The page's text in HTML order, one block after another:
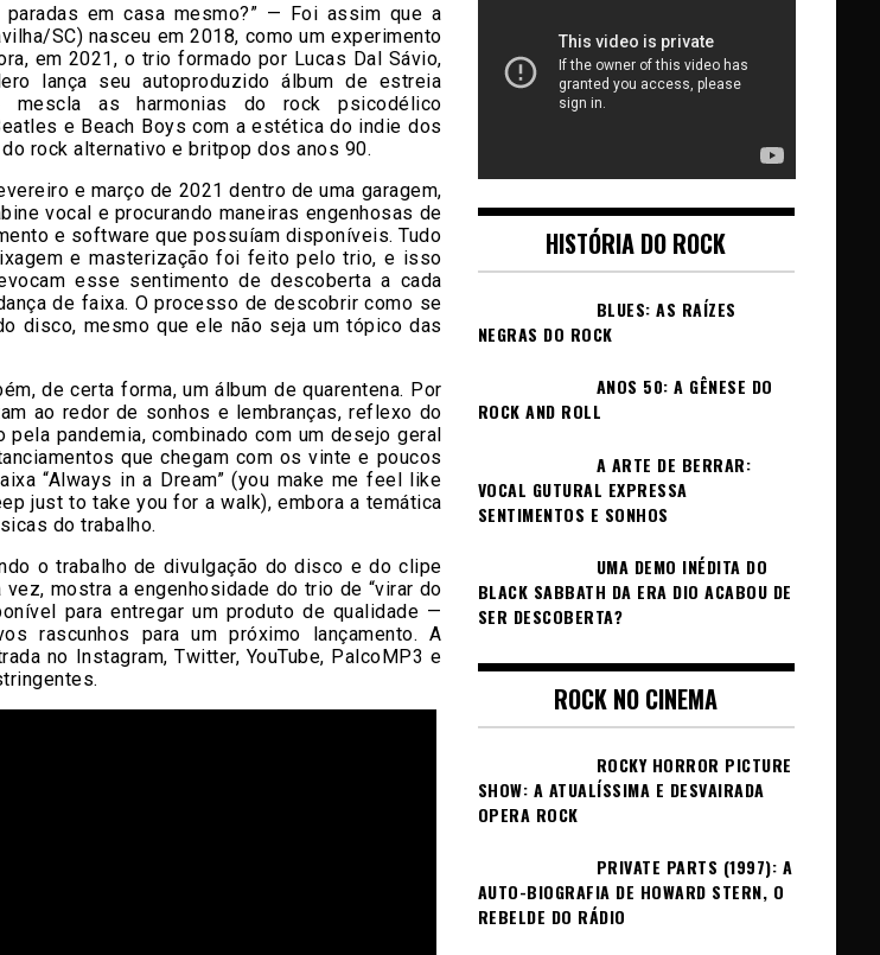
em casa mesmo?” — Foi assim que a
SC) nasceu em 2018, como um experimento
em 2021, o trio formado por Lucas Dal Sávio,
lança seu autoproduzido álbum de estreia
mescla as harmonias do rock psicodélico
e Beach Boys com a estética do indie dos
rock alternativo e britpop dos anos 90.
e março de 2021 dentro de uma garagem,
vocal e procurando maneiras engenhosas de
e software que possuíam disponíveis. Tudo
e masterização foi feito pelo trio, e isso
esse sentimento de descoberta a cada
de faixa. O processo de descobrir como se
disco, mesmo que ele não seja um tópico das
de certa forma, um álbum de quarentena. Por
ao redor de sonhos e lembranças, reflexo do
pandemia, combinado com um desejo geral
que chegam com os vinte e poucos
“Always in a Dream” (you make me feel like
just to take you for a walk), embora a temática
do trabalho.
o trabalho de divulgação do disco e do clipe
mostra a engenhosidade do trio de “virar do
para entregar um produto de qualidade —
rascunhos para um próximo lançamento. A
no Instagram, Twitter, YouTube, PalcoMP3 e
HISTÓRIA DO ROCK
BLUES: AS RAÍZES
NEGRAS DO ROCK
ANOS 50: A GÊNESE DO
ROCK AND ROLL
A ARTE DE BERRAR:
VOCAL GUTURAL EXPRESSA
SENTIMENTOS E SONHOS
UMA DEMO INÉDITA DO
BLACK SABBATH DA ERA DIO ACABOU DE
SER DESCOBERTA?
ROCK NO CINEMA
ROCKY HORROR PICTURE
SHOW: A ATUALÍSSIMA E DESVAIRADA
OPERA ROCK
PRIVATE PARTS (1997): A
AUTO-BIOGRAFIA DE HOWARD STERN, O
REBELDE DO RÁDIO